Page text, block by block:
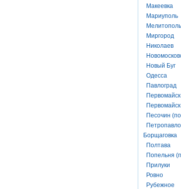
Макеевка
Мариуполь
Мелитополь
Миргород
Николаев
Новый Буг
Одесса
Павлоград
Первомайск
Песочин
Борщаговка
Полтава
Попельня
Прилуки
Ровно
Рубежное